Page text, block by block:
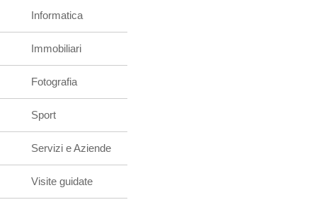
Informatica
Immobiliari
Fotografia
Sport
Servizi e Aziende
Visite guidate